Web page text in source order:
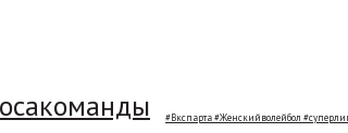
#Вкспарта #Женскийволейбол